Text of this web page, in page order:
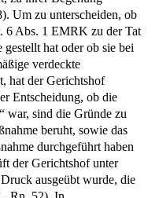
Um zu unterscheiden, ob
6 Abs. 1 EMRK zu der Tat
hat oder ob sie bei
verdeckte
hat der Gerichtshof
Entscheidung, ob die
war, sind die Gründe zu
beruht, sowie das
durchgeführt haben
der Gerichtshof unter
ausgeübt wurde, die